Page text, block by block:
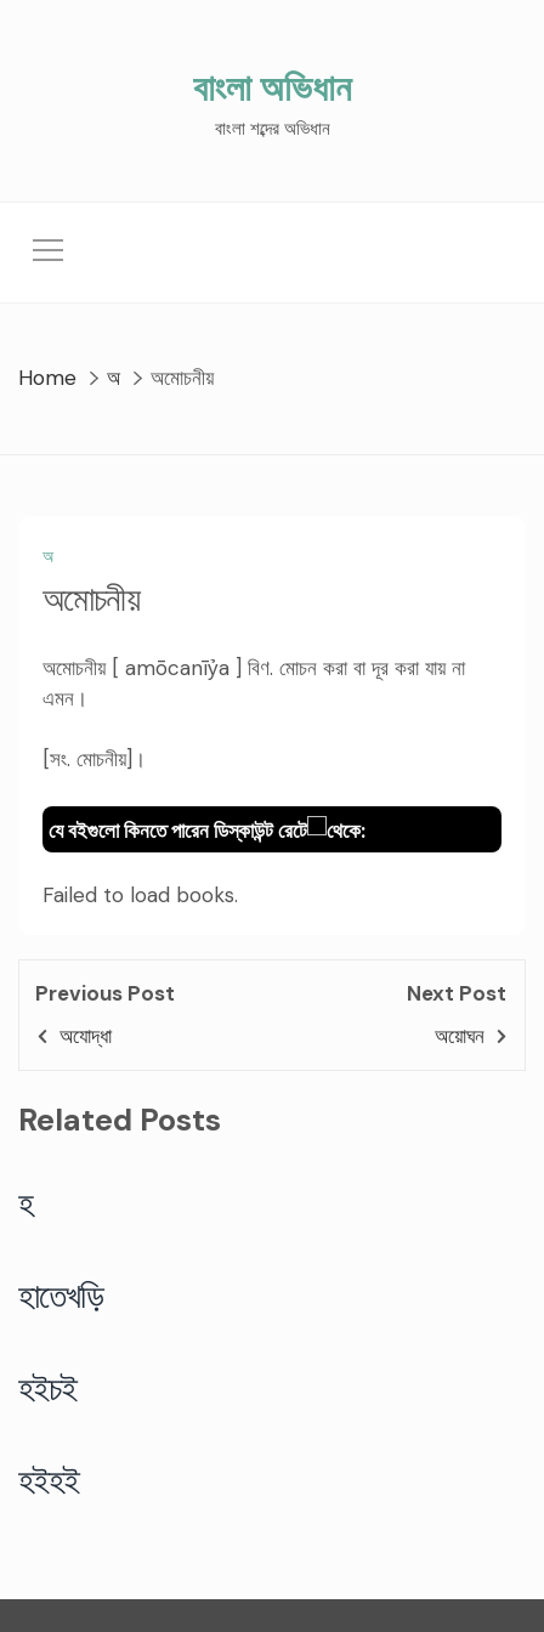
বাংলা অভিধান
বাংলা শব্দের অভিধান
Home অ অমোচনীয়
অ
অমোচনীয়
অমোচনীয় [ amōcanīỷa ] বিণ. মোচন করা বা দূর করা যায় না
এমন।
[সং. মোচনীয়]।
যে বইগুলো কিনতে পারেন ডিস্কাউন্ট রেটে থেকে:
Failed to load books.
Previous Post
অযোদ্ধা
Next Post
অয়োঘন
Related Posts
হ
হাতেখড়ি
হইচই
হইহই